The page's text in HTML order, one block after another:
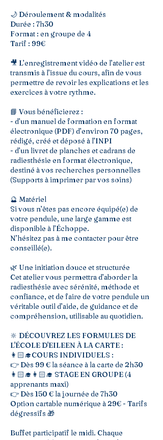
🌙 Déroulement & modalités
Durée : 7h30
Format : en groupe de 4
Tarif : 99€
🎥 L’enregistrement vidéo de l’atelier est
transmis à l’issue du cours, afin de vous
permettre de revoir les explications et les
exercices à votre rythme.
📘 Vous bénéficierez :
- d’un manuel de formation en format
électronique (PDF) d’environ 70 pages,
rédigé, créé et déposé à l’INPI
- d’un livret de planches et cadrans de
radiesthésie en format électronique,
destiné à vos recherches personnelles
(Supports à imprimer par vos soins)
🔮 Matériel
Si vous n’êtes pas encore équipé(e) de
votre pendule, une large gamme est
disponible à l’Échoppe.
N’hésitez pas à me contacter pour être
conseillé(e).
🌿 Une initiation douce et structurée
Cet atelier vous permettra d’aborder la
radiesthésie avec sérénité, méthode et
confiance, et de faire de votre pendule un
véritable outil d’aide, de guidance et de
compréhension, utilisable au quotidien.
🔆 DÉCOUVREZ LES FORMULES DE
L'ÉCOLE D'EILEEN À LA CARTE :
👩🏻‍🎓COURS INDIVIDUELS :
👉 Dès 99 € la séance à la carte de 2h30
👩🏻‍🎓👩🏻‍🎓 STAGE EN GROUPE (4
apprenants maxi)
👉 Dès 150 € la journée de 7h30
Option cartable numérique à 29€ - Tarifs
dégressifs 🎁
Buffet participatif le midi. Chaque